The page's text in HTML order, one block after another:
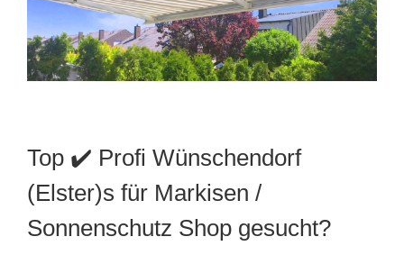
Top ✔️ Profi Wünschendorf
(Elster)s für Markisen /
Sonnenschutz Shop gesucht?